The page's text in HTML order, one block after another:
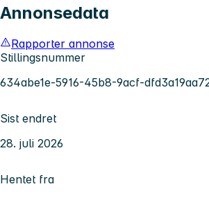
Annonsedata
Rapporter annonse
Stillingsnummer
634abe1e-5916-45b8-9acf-
Sist endret
28. juli 2026
Hentet fra